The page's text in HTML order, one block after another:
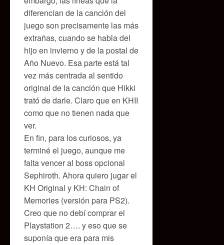
diferencian de la canción del
juego son precisamente las más
extrañas, cuando se habla del
hijo en invierno y de la postal de
Año Nuevo. Esa parte está tal
vez más centrada al sentido
original de la canción que Hikki
trató de darle. Claro que en KHII
como que no tienen nada que
ver.
En fin, para los curiosos, ya
terminé el juego, aunque me
falta vencer al boss opcional
Sephiroth. Ahora quiero jugar el
KH Original y KH: Chain of
Memories (versión para PS2).
Creo que no debí comprar el
Playstation 2…. y eso que se
suponía que era para mis